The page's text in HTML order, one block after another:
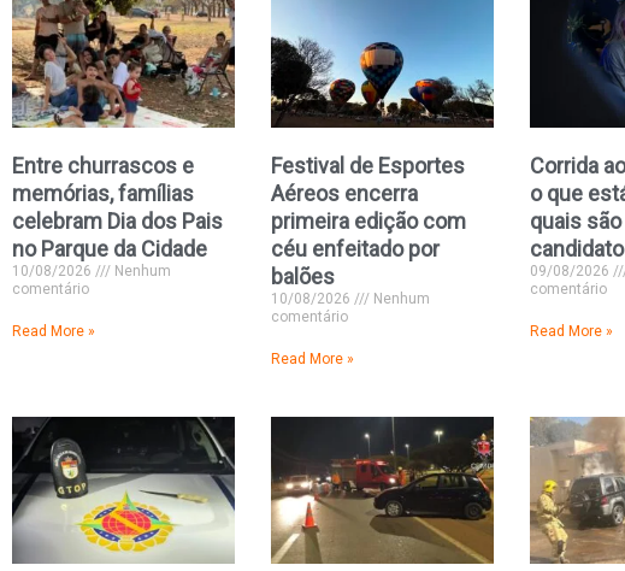
Entre churrascos e
memórias, famílias
celebram Dia dos Pais
no Parque da Cidade
10/08/2026
Nenhum
comentário
Read More »
Festival de Esportes
Aéreos encerra
primeira edição com
céu enfeitado por
balões
10/08/2026
Nenhum
comentário
Read More »
Corrida
o que
quais
09/08/2026
comentário
Read More »